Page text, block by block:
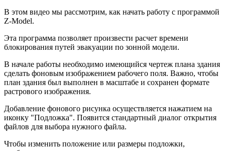
В этом видео мы рассмотрим, как начать работу с программой
Z-Model.
Эта программа позволяет произвести расчет времени
блокирования путей эвакуации по зонной модели.
В начале работы необходимо имеющийся чертеж плана здания
сделать фоновым изображением рабочего поля. Важно, чтобы
план здания был выполнен в масштабе и сохранен формате
растрового изображения.
Добавление фонового рисунка осуществляется нажатием на
иконку "Подложка". Появится стандартный диалог открытия
файлов для выбора нужного файла.
Чтобы изменить положение или размеры подложки,